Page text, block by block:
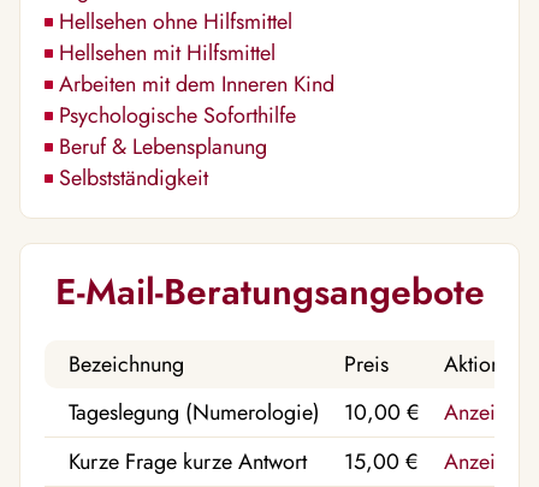
Hellsehen ohne Hilfsmittel
Hellsehen mit Hilfsmittel
Arbeiten mit dem Inneren Kind
Psychologische Soforthilfe
Beruf & Lebensplanung
Selbstständigkeit
E-Mail-Beratungsangebote
Bezeichnung Preis
Aktion
Tageslegung (Numerologie)
10,00 €
Anzeigen
Kurze Frage kurze Antwort
15,00 €
Anzeigen